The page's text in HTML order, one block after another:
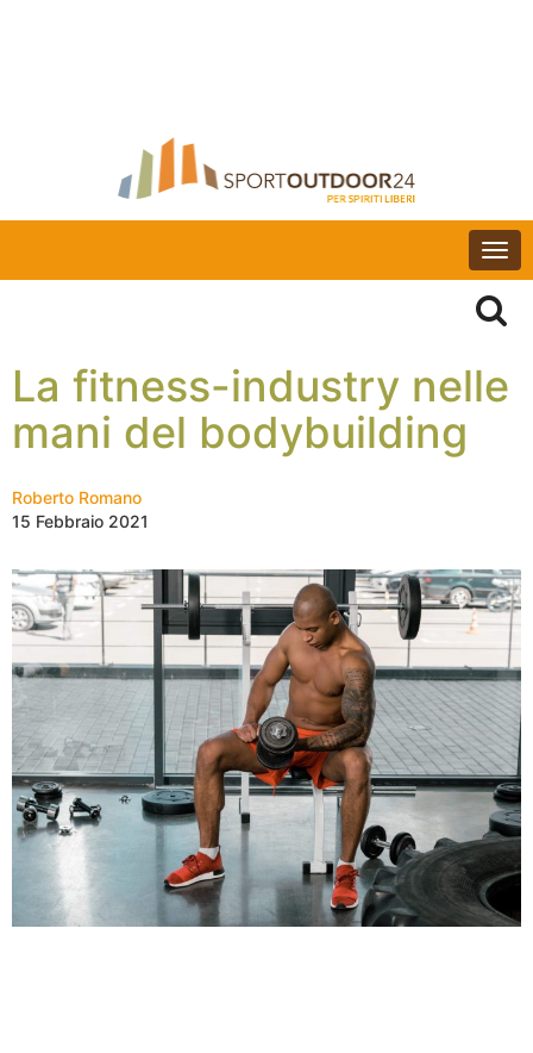
La fitness-industry nelle
mani del bodybuilding
Roberto Romano
15 Febbraio 2021